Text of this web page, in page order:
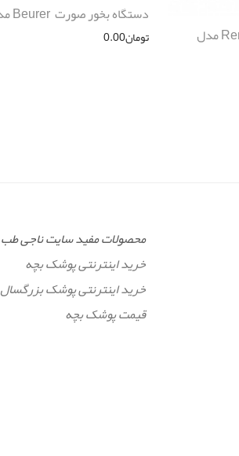
ماشین اصلاح سر و صورت Remington مدل
دستگاه بخور صورت Beurer مدل FS50
تومان0.00
محصولات مفید سایت ناجی طب
خرید اینترنتی پوشک بچه
خرید اینترنتی پوشک بزرگسال
قیمت پوشک بچه